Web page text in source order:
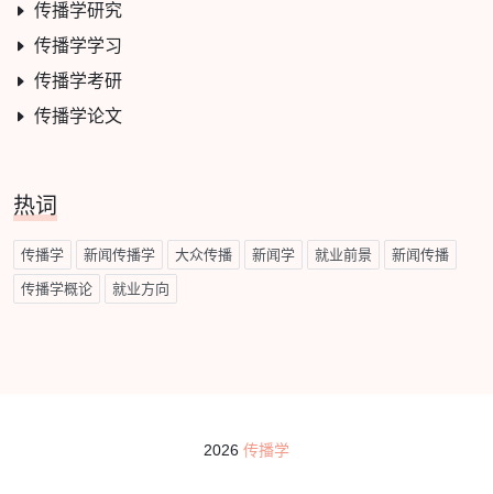
传播学研究
传播学学习
传播学考研
传播学论文
热词
传播学 新闻传播学 大众传播 新闻学 就业前景 新闻传播
传播学概论 就业方向
2026 传播学